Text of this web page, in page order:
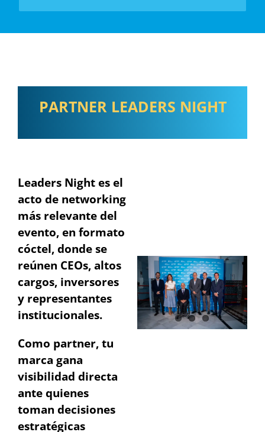
PARTNER LEADERS NIGHT
Leaders Night es el
acto de networking
más relevante del
evento, en formato
cóctel, donde se
reúnen CEOs, altos
cargos, inversores
y representantes
institucionales.
Como partner, tu
marca gana
visibilidad directa
ante quienes
toman decisiones
estratégicas